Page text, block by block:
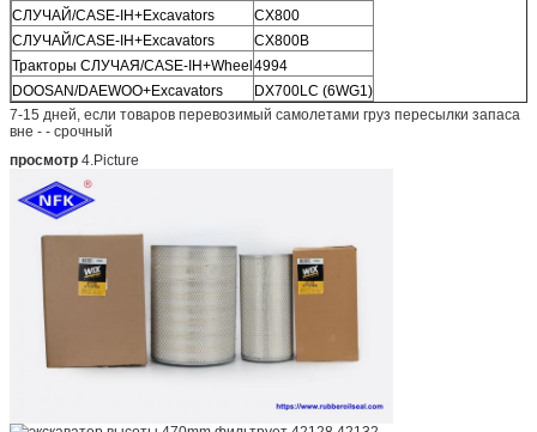
СЛУЧАЙ/CASE-IH+Excavators
CX800
СЛУЧАЙ/CASE-IH+Excavators
CX800B
Тракторы СЛУЧАЯ/CASE-IH+Wheel4994
DOOSAN/DAEWOO+Excavators
DX700LC (6WG1)
7-15 дней, если товаров перевозимый самолетами груз пересылки запаса
вне - - срочный
просмотр 4.Picture